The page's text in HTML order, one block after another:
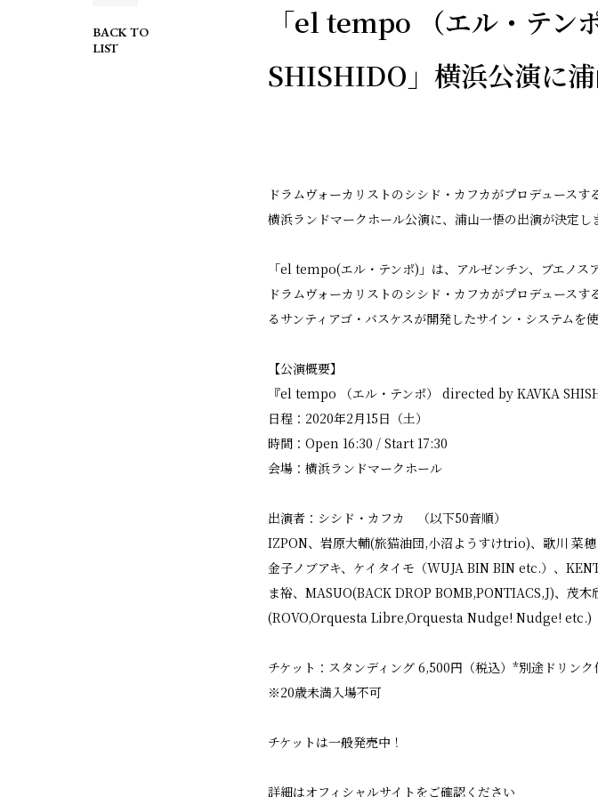
BACK TO
LIST
「el tempo （エル・テ
SHISHIDO」横浜公演に浦
ドラムヴォーカリストのシシド・カフカがプロデュース
横浜ランドマークホール公演に、浦山一悟の出演が決定し
「el tempo(エル・テンポ)」は、アルゼンチン、ブエノス
ドラムヴォーカリストのシシド・カフカがプロデュース
るサンティアゴ・バスケスが開発したサイン・システムを
【公演概要】
『el tempo （エル・テンポ） directed by KAVKA
日程：2020年2月15日（土）
時間：Open 16:30 / Start 17:30
会場：横浜ランドマークホール
出演者：シシド・カフカ （以下50音順）
IZPON、岩原大輔(旅猫油団,小沼ようすけtrio)、歌川 菜
金子ノブアキ、ケイタイモ（WUJA BIN BIN etc.）、
ま裕、MASUO(BACK DROP BOMB,PONTIACS,J)、茂
(ROVO,Orquesta Libre,Orquesta Nudge! Nudge! etc.)
チケット：スタンディング 6,500円（税込）*別途ドリンク
※20歳未満入場不可
チケットは一般発売中！
詳細はオフィシャルサイトをご確認ください